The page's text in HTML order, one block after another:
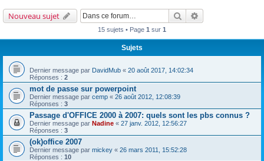
Nouveau sujet Rechercher
15 sujets • Page 1 sur 1
Sujets
Dernier message par DavidMub « 20 août 2017, 14:02:34
Réponses : 2
mot de passe sur powerpoint
Dernier message par cemp « 26 août 2012, 12:08:39
Réponses : 3
Passage d'OFFICE 2000 à 2007: quels sont les pbs connus ?
Dernier message par Nadine « 27 janv. 2012, 12:56:27
Réponses : 3
(ok)office 2007
Dernier message par mickey « 26 mars 2011, 15:52:28
Réponses : 10